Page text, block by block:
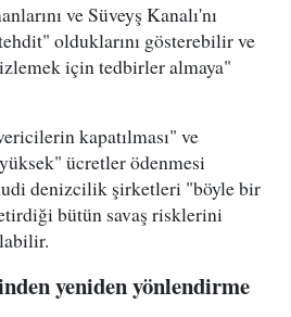
ve Süveyş Kanalı'nı
olduklarını gösterebilir ve
için tedbirler almaya"
kapatılması" ve
ücretler ödenmesi
denizcilik şirketleri "böyle bir
bütün savaş risklerini
yeniden yönlendirme